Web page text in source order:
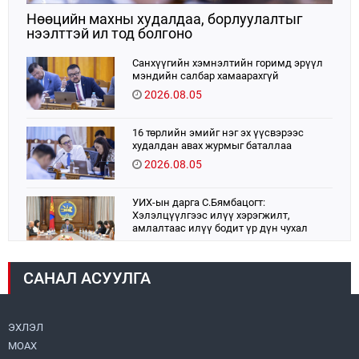
Нөөцийн махны худалдаа, борлуулалтыг
нээлттэй ил тод болгоно
Санхүүгийн хэмнэлтийн горимд эрүүл
мэндийн салбар хамаарахгүй
2026.08.05
16 төрлийн эмийг нэг эх үүсвэрээс
худалдан авах журмыг баталлаа
2026.08.05
УИХ-ын дарга С.Бямбацогт:
Хэлэлцүүлгээс илүү хэрэгжилт,
амлалтаас илүү бодит үр дүн чухал
Монголбанк 7 дугаар сард 1,439.2 кг үнэт
САНАЛ АСУУЛГА
ЭХЛЭЛ
МОАХ